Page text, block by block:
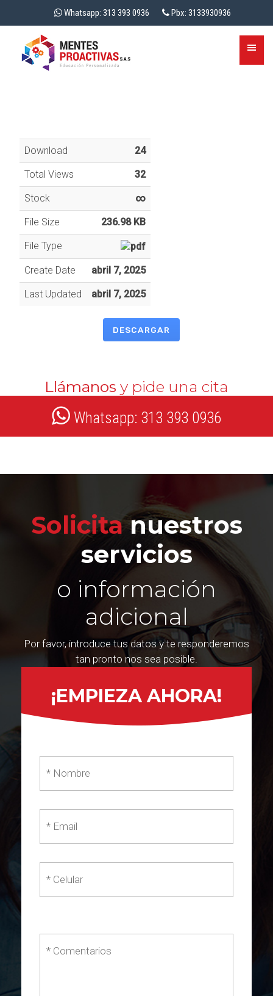
Whatsapp: 313 393 0936 Pbx: 3133930936
Download 24
Total Views 32
Stock ∞
File Size 236.98 KB
File Type
Create Date abril 7, 2025
Last Updated abril 7, 2025
DESCARGAR
Llámanos y pide una cita
Whatsapp: 313 393 0936
Solicitanuestros
servicios
o información
adicional
Por favor, introduce tus datos y te responderemos
tan pronto nos sea posible.
¡EMPIEZA AHORA!